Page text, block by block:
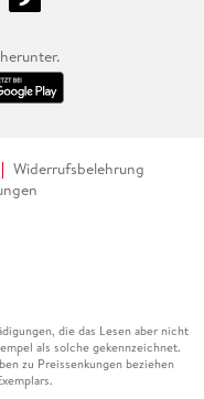
Widerrufsbelehrung
die das Lesen aber nicht
als solche gekennzeichnet.
zu Preissenkungen beziehen